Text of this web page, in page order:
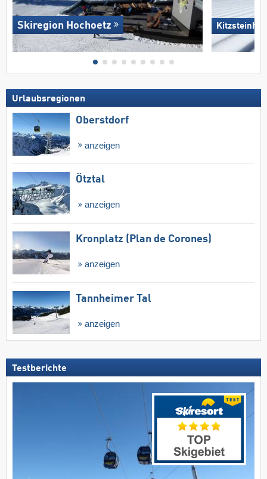
Skiregion Hochoetz
Urlaubsregionen
Oberstdorf
anzeigen
Ötztal
anzeigen
Kronplatz (Plan de Corones)
anzeigen
Tannheimer Tal
anzeigen
Testberichte